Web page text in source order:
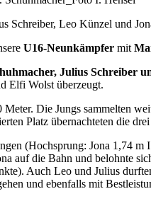
Leo Künzel und
U16-Neunkämpfer mit
Julius Schreiber
Elfi Wolst überzeugt.
Die Jungs sammelten
Platz übernachteten die
(Hochsprung: Jona 1,74
auf die Bahn und belohnte
Auch Leo und Julius
und ebenfalls mit